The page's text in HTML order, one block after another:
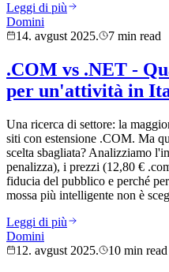
Leggi di più
Domini
14. avgust 2025.
7 min read
.COM vs .NET -
per un'attività in
Una ricerca di settore: la
siti con estensione .COM. Ma
scelta sbagliata? Analizziamo
penalizza), i prezzi (12,80 €
fiducia del pubblico e perché
mossa più intelligente non è
Leggi di più
Domini
12. avgust 2025.
10 min read